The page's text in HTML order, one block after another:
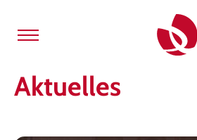
Aktuelles